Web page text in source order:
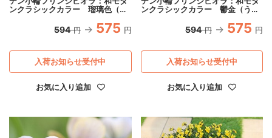
ンクラシックカラー 瑠璃色（る
594 円 575 円
お気に入り追加
入荷お知らせ受付中
ンクラシックカラー 鬱金（うこ
594 円 575 円
お気に入り追加
入荷お知らせ受付中